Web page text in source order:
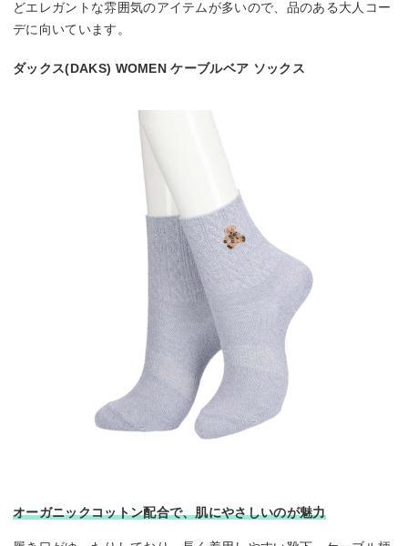
どエレガントな雰囲気のアイテムが多いので、品のある大人コー
デに向いています。
ダックス(DAKS) WOMEN ケーブルベア ソックス
オーガニックコットン配合で、肌にやさしいのが魅力